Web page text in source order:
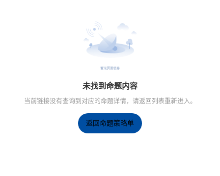
未找到命题内容
当前链接没有查询到对应的命题详情，请返回列表重新进入。
返回命题策略单